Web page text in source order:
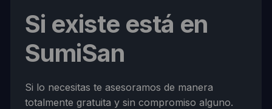
Si existe está en
SumiSan
Si lo necesitas te asesoramos de manera
totalmente gratuita y sin compromiso alguno.